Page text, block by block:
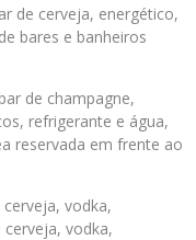
de cerveja, energético,
bares e banheiros
de champagne,
refrigerante e água,
reservada em frente ao
cerveja, vodka,
vodka,